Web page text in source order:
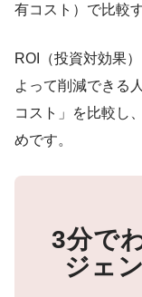
有コスト）で比較
ROI（投資対効果
よって削減できる
コスト」を比較し
めです。
3分で
ジェ